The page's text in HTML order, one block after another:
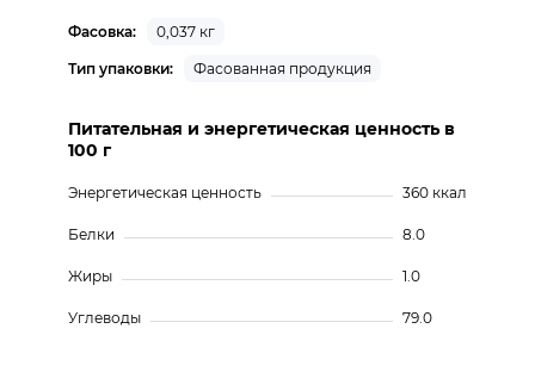
Фасовка:
0,037 кг
Тип упаковки:
Фасованная продукция
Питательная и энергетическая ценность в
100 г
Энергетическая ценность 360 ккал
Белки 8.0
Жиры 1.0
Углеводы 79.0